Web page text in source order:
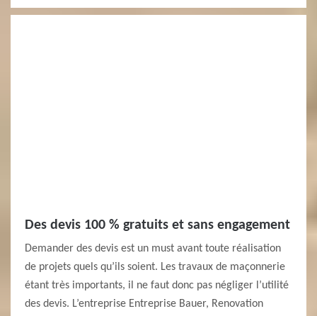
Des devis 100 % gratuits et sans engagement
Demander des devis est un must avant toute réalisation
de projets quels qu’ils soient. Les travaux de maçonnerie
étant très importants, il ne faut donc pas négliger l’utilité
des devis. L’entreprise Entreprise Bauer, Renovation